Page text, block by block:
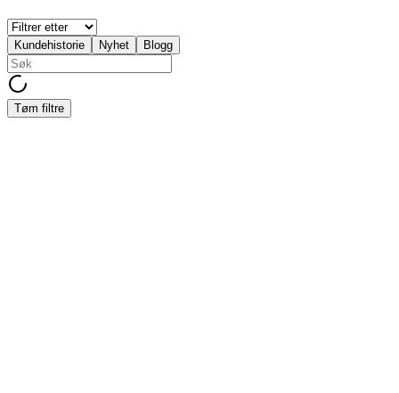
Kundehistorie Nyhet Blogg
Tøm filtre